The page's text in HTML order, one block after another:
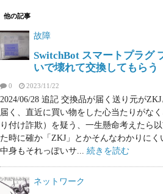
他の記事
故障
SwitchBot スマートプラグ
いで壊れて交換してもらう
0 2023/11/22
2024/06/28 追記 交換品が届く送り元が
届く、直近に買い物をした心当たりがな
り付け詐欺）を疑う、一生懸命考えたら
た時に確か「ZKJ」とかそんなわかりにく
中身もそれっぽいサ... 続きを読む
ネットワーク